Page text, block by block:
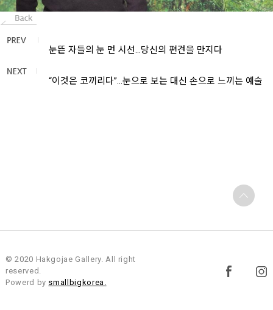
눈뜬 자들의 눈 먼 시선…당신의 편견을 만지다
“이것은 코끼리다”…눈으로 보는 대신 손으로 느끼는 예술
© 2020 Hakgojae Gallery. All right
reserved.
Powerd by smallbigkorea.